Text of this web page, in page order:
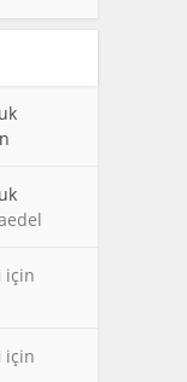
için
için